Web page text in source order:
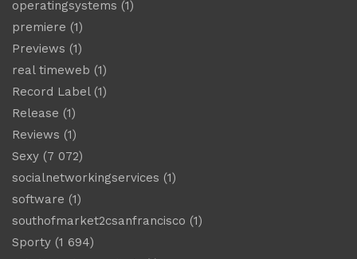
operatingsystems (1)
premiere (1)
Previews (1)
real timeweb (1)
Record Label(1)
Release (1)
Reviews (1)
Sexy (7 072)
socialnetworkingservices (1)
software (1)
southofmarket2csanfrancisco (1)
Sporty (1 694)